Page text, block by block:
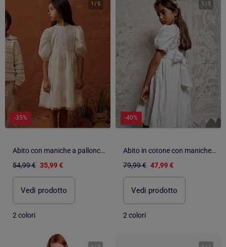
1 / 5
-35%
Abito con maniche a palloncino e fiori 3D
54,99 € 35,99 €
Vedi prodotto
2 colori
1 / 5
-40%
Abito in cotone con maniche a palloncino e cintura
79,99 € 47,99 €
Vedi prodotto
2 colori